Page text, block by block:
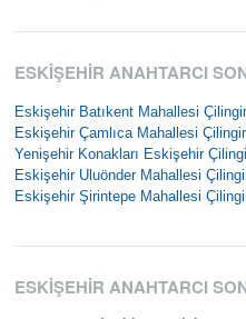
ESKIŞEHIR ANAHTARCI
Eskişehir Batıkent Mahallesi
Eskişehir Çamlıca Mahallesi Çilingir
Yenişehir Konakları Eskişehir
Eskişehir Uluönder Mahallesi
Eskişehir Şirintepe Mahallesi
ESKIŞEHIR ANAHTARCI